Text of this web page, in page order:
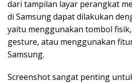
dari tampilan layar perangkat
di Samsung dapat dilakukan
yaitu menggunakan tombol
gesture, atau menggunakan
Samsung.
Screenshot sangat penting